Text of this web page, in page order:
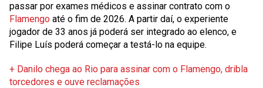
passar por exames médicos e assinar contrato com o
Flamengo até o fim de 2026. A partir daí, o experiente
jogador de 33 anos já poderá ser integrado ao elenco, e
Filipe Luís poderá começar a testá-lo na equipe.
+ Danilo chega ao Rio para assinar com o Flamengo, dribla
torcedores e ouve reclamações